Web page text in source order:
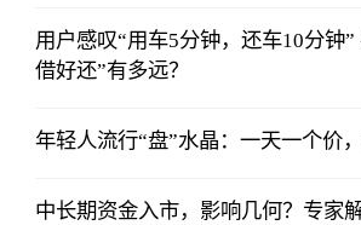
用户感叹“用车5分钟，还车10分钟
借好还”有多远？
年轻人流行“盘”水晶：一天一个价
中长期资金入市，影响几何？专家